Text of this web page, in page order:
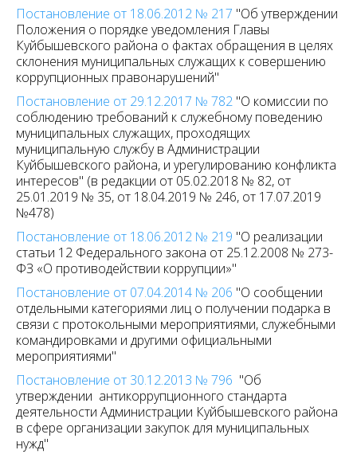
Постановление от 18.06.2012 № 217 "Об утверждении
Положения о порядке уведомления Главы
Куйбышевского района о фактах обращения в целях
склонения муниципальных служащих к совершению
коррупционных правонарушений"
Постановление от 29.12.2017 № 782 "О комиссии по
соблюдению требований к служебному поведению
муниципальных служащих, проходящих
муниципальную службу в Администрации
Куйбышевского района, и урегулированию конфликта
интересов" (в редакции от 05.02.2018 № 82, от
25.01.2019 № 35, от 18.04.2019 № 246, от 17.07.2019
№478)
Постановление от 18.06.2012 № 219 "О реализации
статьи 12 Федерального закона от 25.12.2008 № 273-
ФЗ «О противодействии коррупции»"
Постановление от 07.04.2014 № 206 "О сообщении
отдельными категориями лиц о получении подарка в
связи с протокольными мероприятиями, служебными
командировками и другими официальными
мероприятиями"
Постановление от 30.12.2013 № 796 "Об
утверждении антикоррупционного стандарта
деятельности Администрации Куйбышевского района
в сфере организации закупок для муниципальных
нужд"